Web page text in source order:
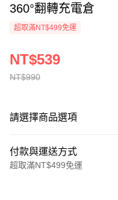
360°翻轉充電倉
超取滿NT$499免運
NT$990
NT$539
請選擇商品選項
付款與運送方式
超取滿NT$499免運